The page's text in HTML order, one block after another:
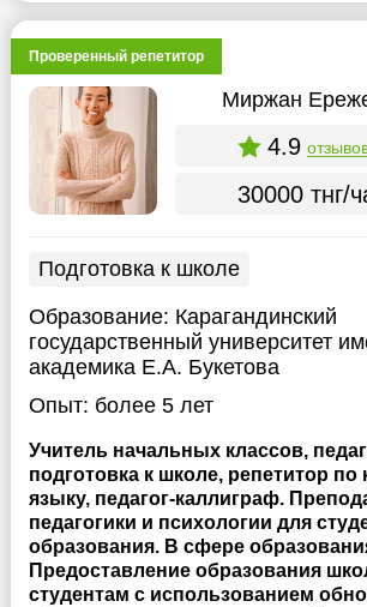
Проверенный репетитор
Миржан
4.9
30000 тнг/
Подготовка к школе
Образование: Карагандинский
государственный университет
академика Е.А. Букетова
Опыт: более 5 лет
Учитель начальных классов,
подготовка к школе, репетитор по
языку, педагог-каллиграф.
педагогики и психологии для
образования. В сфере
Предоставление образования
студентам с использованием